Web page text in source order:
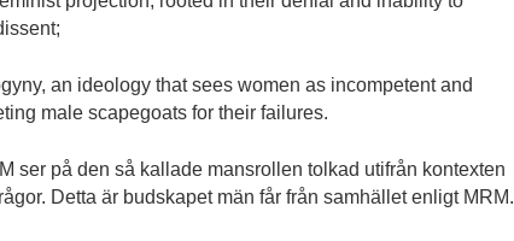
an ideology that sees women as incompetent and
male scapegoats for their failures.
ser på den så kallade mansrollen tolkad utifrån kontexten
Detta är budskapet män får från samhället enligt MRM.